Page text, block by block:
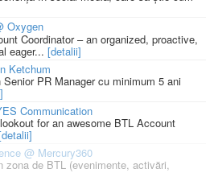
Oxygen
Coordinator – an organized, proactive,
eager... [detalii]
Ketchum
PR Manager cu minimum 5 ani
Communication
for an awesome BTL Account
@ Mercury360
de BTL (evenimente, activări,